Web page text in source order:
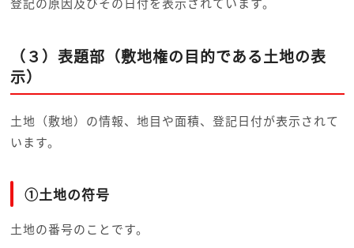
（３）表題部（敷地権の目的である土地の表
示）
土地（敷地）の情報、地目や面積、登記日付が表示されて
います。
①土地の符号
土地の番号のことです。